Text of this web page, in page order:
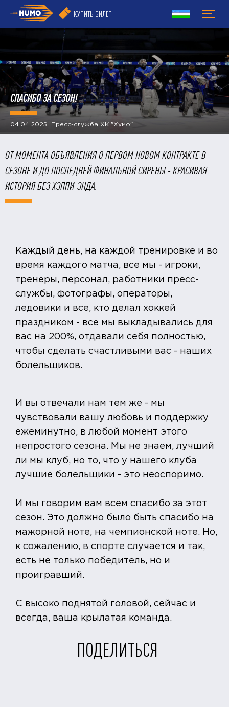
КУПИТЬ БИЛЕТ
СПАСИБО ЗА СЕЗОН!
04.04.2025 Пресс-служба ХК "Хумо"
ОТ МОМЕНТА ОБЪЯВЛЕНИЯ О ПЕРВОМ НОВОМ КОНТРАКТЕ В
СЕЗОНЕ И ДО ПОСЛЕДНЕЙ ФИНАЛЬНОЙ СИРЕНЫ - КРАСИВАЯ
ИСТОРИЯ БЕЗ ХЭППИ-ЭНДА.
Каждый день, на каждой тренировке и во
время каждого матча, все мы - игроки,
тренеры, персонал, работники пресс-
службы, фотографы, операторы,
ледовики и все, кто делал хоккей
праздником - все мы выкладывались для
вас на 200%, отдавали себя полностью,
чтобы сделать счастливыми вас - наших
болельщиков.
И вы отвечали нам тем же - мы
чувствовали вашу любовь и поддержку
ежеминутно, в любой момент этого
непростого сезона. Мы не знаем, лучший
ли мы клуб, но то, что у нашего клуба
лучшие болельщики - это неоспоримо.
И мы говорим вам всем спасибо за этот
сезон. Это должно было быть спасибо на
мажорной ноте, на чемпионской ноте. Но,
к сожалению, в спорте случается и так,
есть не только победитель, но и
проигравший.
С высоко поднятой головой, сейчас и
всегда, ваша крылатая команда.
ПОДЕЛИТЬСЯ